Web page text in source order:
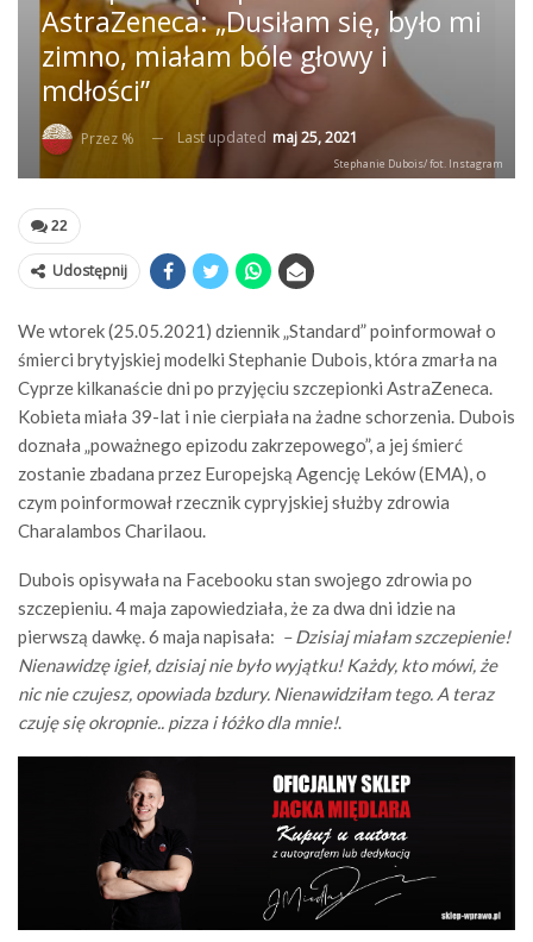
AstraZeneca: „Dusiłam się, było mi
zimno, miałam bóle głowy i
mdłości”
Przez % Last updated maj 25, 2021
Stephanie Dubois/ fot. Instagram
22
Udostępnij
We wtorek (25.05.2021) dziennik „Standard” poinformował o
śmierci brytyjskiej modelki Stephanie Dubois, która zmarła na
Cyprze kilkanaście dni po przyjęciu szczepionki AstraZeneca.
Kobieta miała 39-lat i nie cierpiała na żadne schorzenia. Dubois
doznała „poważnego epizodu zakrzepowego”, a jej śmierć
zostanie zbadana przez Europejską Agencję Leków (EMA), o
czym poinformował rzecznik cypryjskiej służby zdrowia
Charalambos Charilaou.
Dubois opisywała na Facebooku stan swojego zdrowia po
szczepieniu. 4 maja zapowiedziała, że za dwa dni idzie na
pierwszą dawkę. 6 maja napisała: – Dzisiaj miałam szczepienie!
Nienawidzę igieł, dzisiaj nie było wyjątku! Każdy, kto mówi, że
nic nie czujesz, opowiada bzdury. Nienawidziłam tego. A teraz
czuję się okropnie.. pizza i łóżko dla mnie!.